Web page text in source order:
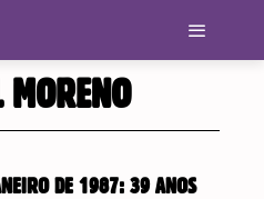
MORENO
DE 1987: 39 ANOS